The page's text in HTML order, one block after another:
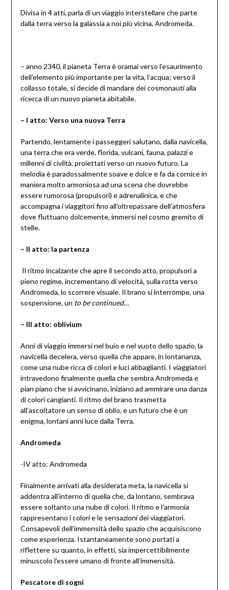
Divisa in 4 atti, parla di un viaggio interstellare che parte
dalla terra verso la galassia a noi più vicina, Andromeda.
– anno 2340, il pianeta Terra è oramai verso l’esaurimento
dell’elemento più importante per la vita, l’acqua; verso il
collasso totale, si decide di mandare dei cosmonauti alla
ricerca di un nuovo pianeta abitabile.
– I atto: Verso una nuova Terra
Partendo, lentamente i passeggeri salutano, dalla navicella,
una terra che era verde, florida, vulcani, fauna, palazzi e
millenni di civiltà, proiettati verso un nuovo futuro. La
melodia è paradossalmente soave e dolce e fa da cornice in
maniera molto armoniosa ad una scena che dovrebbe
essere rumorosa (propulsori) e adrenalinica, e che
accompagna i viaggitori fino all’oltrepassare dell’atmosfera
dove fluttuano dolcemente, immersi nel cosmo gremito di
stelle.
– II atto: la partenza
Il ritmo incalzante che apre il secondo atto, propulsori a
pieno regime, incrementano di velocità, sulla rotta verso
Andromeda, lo scorrere visuale. Il brano si interrompe, una
sospensione, un to be continued…
– III atto: oblivium
Anni di viaggio immersi nel buio e nel vuoto dello spazio, la
navicella decelera, verso quella che appare, in lontananza,
come una nube ricca di colori e luci abbaglianti. I viaggiatori
intravedono finalmente quella che sembra Andromeda e
pian piano che si avvicinano, iniziano ad ammirare una danza
di colori cangianti. Il ritmo del brano trasmetta
all’ascoltatore un senso di oblio, e un futuro che è un
enigma, lontani anni luce dalla Terra.
Andromeda
-IV atto: Andromeda
Finalmente arrivati alla desiderata meta, la navicella si
addentra all’interno di quella che, da lontano, sembrava
essere soltanto una nube di colori. Il ritmo e l’armonia
rappresentano i colori e le sensazioni dei viaggiatori.
Consapevoli dell’immensità dello spazio che acquisiscono
come esperienza. Istantaneamente sono portati a
riflettere su quanto, in effetti, sia impercettibilmente
minuscolo l’essere umano di fronte all’immensità.
Pescatore di sogni